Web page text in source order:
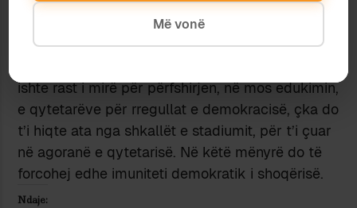
sistem, në kuptimin që çdo prekje e tij do të
sillte ndryshime (pozitive ose negative) në nivel
ishte rast i mirë për përfshirjen, në mos edukimin,
e qytetarëve për rregullat e demokracisë, çka do
t’i hiqte ata nga shkallët e stadiumit, për t’i çuar
në agoranë e qytetarisë. Në këtë mënyrë do të
forcohej edhe imuniteti demokratik i shoqërisë.
Ndaje:
Më vonë